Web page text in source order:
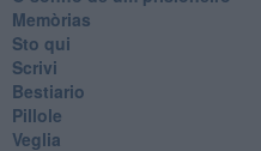
Memòrias
Sto qui
Scrivi
Bestiario
Pillole
Veglia